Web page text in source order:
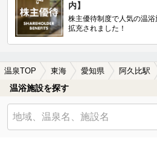
内】
株主優待制度で人気の温
拡充されました！
温泉TOP 東海 愛知県 阿久比駅
温浴施設を探す